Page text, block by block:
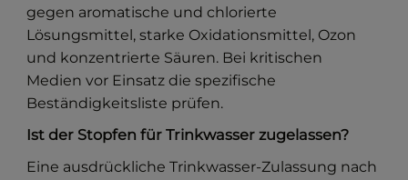
gegen aromatische und chlorierte
Lösungsmittel, starke Oxidationsmittel, Ozon
und konzentrierte Säuren. Bei kritischen
Medien vor Einsatz die spezifische
Beständigkeitsliste prüfen.
Ist der Stopfen für Trinkwasser zugelassen?
Eine ausdrückliche Trinkwasser-Zulassung nach